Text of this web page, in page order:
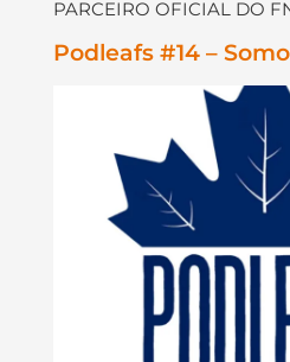
PARCEIRO OFICIAL DO
Podleafs #14 –